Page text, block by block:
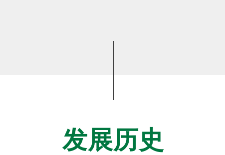
发展历史